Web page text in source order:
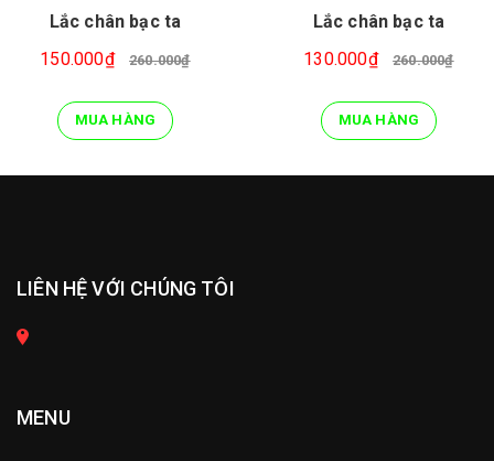
Lắc chân bạc ta
150.000₫
260.000₫
MUA HÀNG
Lắc chân bạc ta
130.000₫
260.000₫
MUA HÀNG
LIÊN HỆ VỚI CHÚNG TÔI
MENU